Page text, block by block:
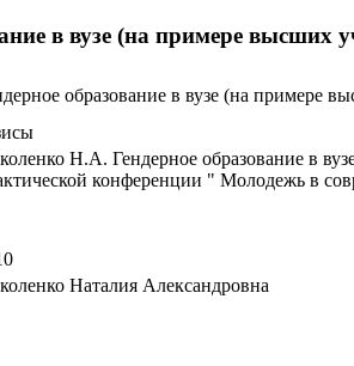
в вузе (на примере высших
образование в вузе (на примере
Н.А. Гендерное образование в
конференции " Молодежь в
Наталия Александровна